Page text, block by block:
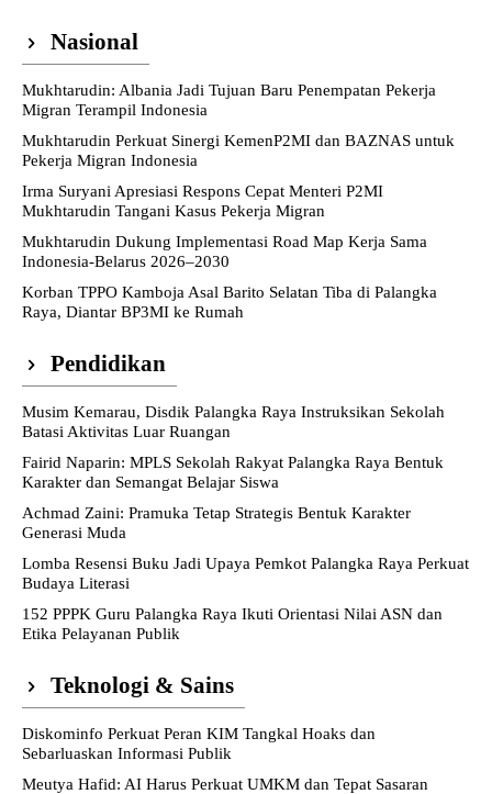
Nasional
Mukhtarudin: Albania Jadi Tujuan Baru Penempatan Pekerja
Migran Terampil Indonesia
Mukhtarudin Perkuat Sinergi KemenP2MI dan BAZNAS untuk
Pekerja Migran Indonesia
Irma Suryani Apresiasi Respons Cepat Menteri P2MI
Mukhtarudin Tangani Kasus Pekerja Migran
Mukhtarudin Dukung Implementasi Road Map Kerja Sama
Indonesia-Belarus 2026–2030
Korban TPPO Kamboja Asal Barito Selatan Tiba di Palangka
Raya, Diantar BP3MI ke Rumah
Pendidikan
Musim Kemarau, Disdik Palangka Raya Instruksikan Sekolah
Batasi Aktivitas Luar Ruangan
Fairid Naparin: MPLS Sekolah Rakyat Palangka Raya Bentuk
Karakter dan Semangat Belajar Siswa
Achmad Zaini: Pramuka Tetap Strategis Bentuk Karakter
Generasi Muda
Lomba Resensi Buku Jadi Upaya Pemkot Palangka Raya Perkuat
Budaya Literasi
152 PPPK Guru Palangka Raya Ikuti Orientasi Nilai ASN dan
Etika Pelayanan Publik
Teknologi & Sains
Diskominfo Perkuat Peran KIM Tangkal Hoaks dan
Sebarluaskan Informasi Publik
Meutya Hafid: AI Harus Perkuat UMKM dan Tepat Sasaran